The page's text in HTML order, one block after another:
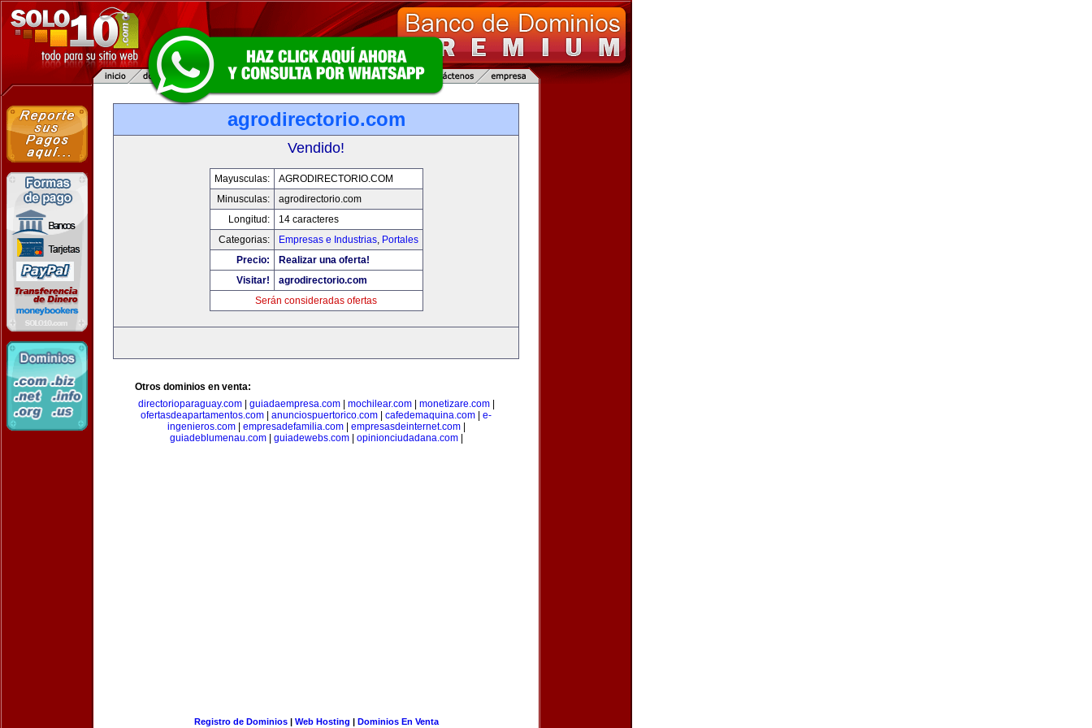
agrodirectorio.com
Vendido!
Mayusculas:
AGRODIRECTORIO.COM
Minusculas:
agrodirectorio.com
Longitud:
14 caracteres
Categorias:
Empresas e Industrias, Portales
Precio:
Realizar una oferta!
Visitar!
agrodirectorio.com
Serán consideradas ofertas
Otros dominios en venta:
directorioparaguay.com| guiadaempresa.com| mochilear.com| monetizare.com|
ofertasdeapartamentos.com
anunciospuertorico.com cafedemaquina.com
e-
ingenieros.com| empresadefamilia.com| empresasdeinternet.com|
guiadeblumenau.com| guiadewebs.com| opinionciudadana.com|
Registro de Dominios| Web Hosting | Dominios En Venta